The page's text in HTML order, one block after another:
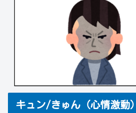
キュン/きゅん（心情激動）